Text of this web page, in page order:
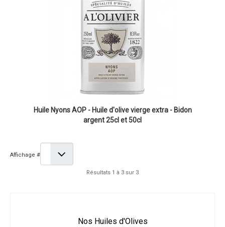
Huile Nyons AOP - Huile d'olive vierge extra - Bidon
argent 25cl et 50cl
Affichage #
Résultats 1 à 3 sur 3
Nos Huiles d'Olives